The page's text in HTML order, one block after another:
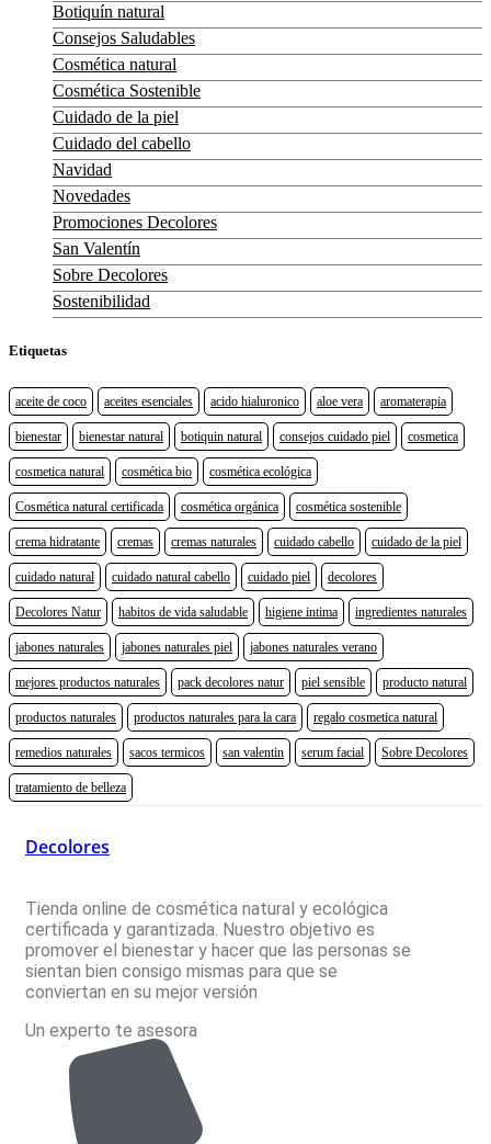
Botiquín natural
Consejos Saludables
Cosmética natural
Cosmética Sostenible
Cuidado de la piel
Cuidado del cabello
Navidad
Novedades
Promociones Decolores
San Valentín
Sobre Decolores
Sostenibilidad
Etiquetas
aceite de coco aceites esenciales acido hialuronico aloe vera aromaterapia
bienestar bienestar natural botiquin natural consejos cuidado piel cosmetica
cosmetica natural cosmética bio cosmética ecológica
Cosmética natural certificada cosmética orgánica cosmética sostenible
crema hidratante cremas cremas naturales cuidado cabello cuidado de la piel
cuidado natural cuidado natural cabello cuidado piel decolores
Decolores Natur habitos de vida saludable higiene intima ingredientes naturales
jabones naturales jabones naturales piel jabones naturales verano
mejores productos naturales pack decolores natur piel sensible producto natural
productos naturales productos naturales para la cara regalo cosmetica natural
remedios naturales sacos termicos san valentin serum facial Sobre Decolores
tratamiento de belleza
Decolores
Tienda online de cosmética natural y ecológica
certificada y garantizada. Nuestro objetivo es
promover el bienestar y hacer que las personas se
sientan bien consigo mismas para que se
conviertan en su mejor versión
Un experto te asesora